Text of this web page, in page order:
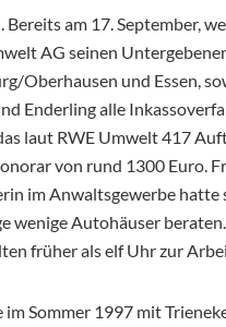
am 17. September,
AG seinen
Oberhausen und Essen,
Enderling alle
laut RWE Umwelt 417
von rund 1300 Euro.
im Anwaltsgewerbe
wenige Autohäuser
früher als elf Uhr zur
Sommer 1997 mit